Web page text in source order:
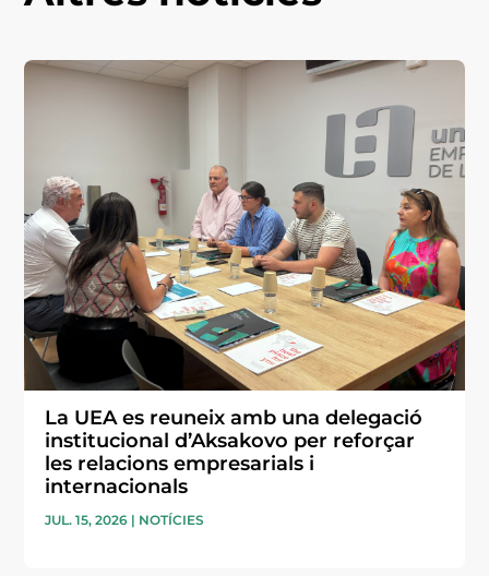
La UEA es reuneix amb una delegació
institucional d’Aksakovo per reforçar
les relacions empresarials i
internacionals
JUL. 15, 2026 | NOTÍCIES